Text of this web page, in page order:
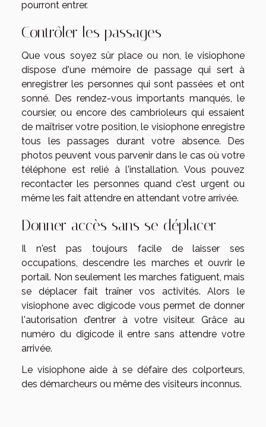
pourront entrer.
Contrôler les passages
Que vous soyez sûr place ou non, le visiophone
dispose d'une mémoire de passage qui sert à
enregistrer les personnes qui sont passées et ont
sonné. Des rendez-vous importants manqués, le
coursier, ou encore des cambrioleurs qui essaient
de maîtriser votre position, le visiophone enregistre
tous les passages durant votre absence. Des
photos peuvent vous parvenir dans le cas où votre
téléphone est relié à l'installation. Vous pouvez
recontacter les personnes quand c'est urgent ou
même les fait attendre en attendant votre arrivée.
Donner accès sans se déplacer
Il n'est pas toujours facile de laisser ses
occupations, descendre les marches et ouvrir le
portail. Non seulement les marches fatiguent, mais
se déplacer fait traîner vos activités. Alors le
visiophone avec digicode vous permet de donner
l'autorisation d’entrer à votre visiteur. Grâce au
numéro du digicode il entre sans attendre votre
arrivée.
Le visiophone aide à se défaire des colporteurs,
des démarcheurs ou même des visiteurs inconnus.